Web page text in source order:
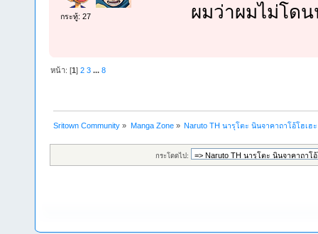
กระทู้: 27 ผมว่าผมไม่โด
หน้า: [1]2 3 ...8
Sritown Community » Manga Zone» Naruto TH นารุโตะ นินจาคาถาโอ้โฮเฮ
กระโดดไป: